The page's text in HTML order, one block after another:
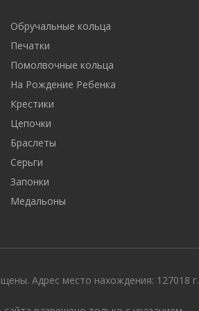
Обручальные кольца
Печатки
Помолвочные кольца
На Рождение Ребенка
Крестики
Цепочки
Браслеты
Серьги
Запонки
Медальоны
Адрес место нахождения: 127018 г.